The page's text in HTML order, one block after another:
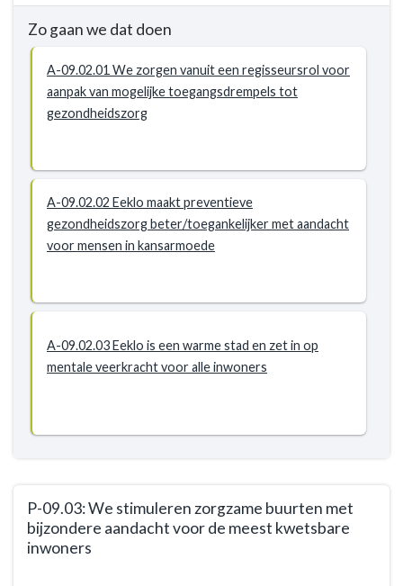
09.02:
Stad
Eeklo
streeft
haar
inwoners
gelijkwaardige
toegang
gezondheidszorg
Zo gaan we dat doen
A-09.02.01 We zorgen vanuit een regisseursrol voor
aanpak van mogelijke toegangsdrempels tot
gezondheidszorg
A-09.02.02 Eeklo maakt preventieve
gezondheidszorg beter/toegankelijker met aandacht
voor mensen in kansarmoede
A-09.02.03 Eeklo is een warme stad en zet in op
mentale veerkracht voor alle inwoners
P-09.03: We stimuleren zorgzame buurten met
bijzondere aandacht voor de meest kwetsbare
inwoners